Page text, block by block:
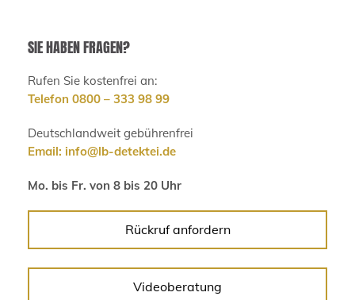
SIE HABEN FRAGEN?
Rufen Sie kostenfrei an:
Telefon 0800 – 333 98 99
Deutschlandweit gebührenfrei
Email: info@lb-detektei.de
Mo. bis Fr. von 8 bis 20 Uhr
Rückruf anfordern
Videoberatung